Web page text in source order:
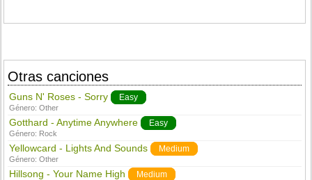
Otras canciones
Guns N' Roses - Sorry Easy
Género:Other
Gotthard - Anytime Anywhere Easy
Género: Rock
Yellowcard - Lights And Sounds Medium
Género:Other
Hillsong - Your Name High Medium